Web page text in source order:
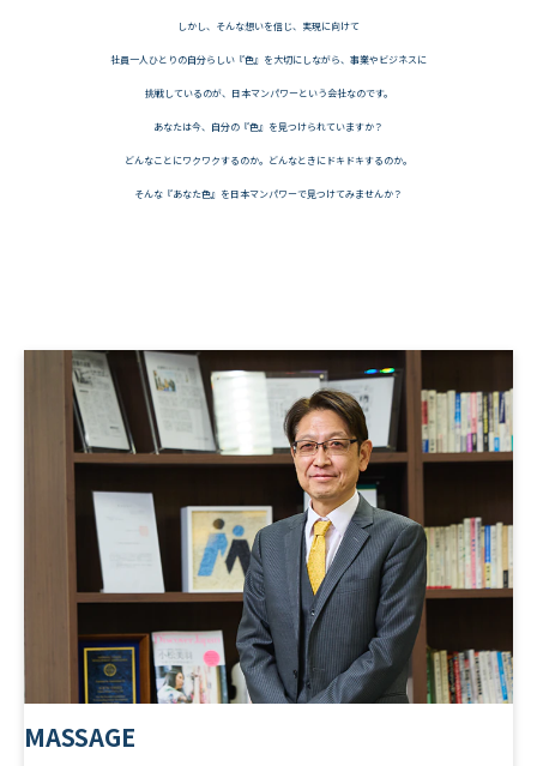
しかし、そんな想いを信じ、実現に向けて
社員一人ひとりの自分らしい『色』を大切にしながら、事業やビジネスに
挑戦しているのが、日本マンパワーという会社なのです。
あなたは今、自分の『色』を見つけられていますか？
どんなことにワクワクするのか。どんなときにドキドキするのか。
そんな『あなた色』を日本マンパワーで見つけてみませんか？
MASSAGE